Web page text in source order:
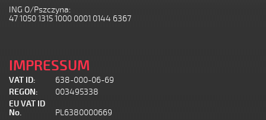
ING O/Pszczyna:
47 1050 1315 1000 0001 0144 6367
IMPRESSUM
VAT ID:
638-000-06-69
REGON:
003495338
EU VAT ID
No.
PL6380000669